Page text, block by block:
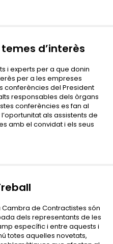
d’interès
i experts per a que donin
per a les empreses
conferències del President
responsables dels òrgans
conferències es fan al
als assistents de
amb el convidat i els seus
Cambra de Contractistes són
dels representants de les
específic i entre aquests i
totes aquelles novetats,